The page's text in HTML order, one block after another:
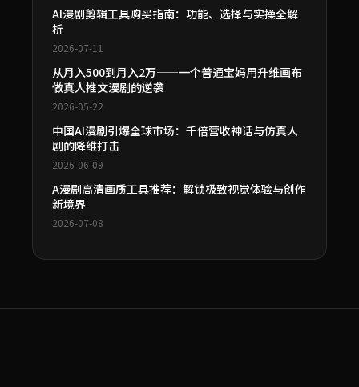
AI漫剧剪辑工具购买指南：功能、选择与实操全解
析
2026-07-11
从月入500到月入2万——一个普通宝妈用升维画布
做真人推文漫剧的逆袭
2026-05-22
中国AI漫剧引爆全球市场：千倍营收神话与仿真人
剧的降维打击
2026-06-09
A漫剧高清画质工具推荐：解锁极致视觉体验与创作
新境界
2026-07-08